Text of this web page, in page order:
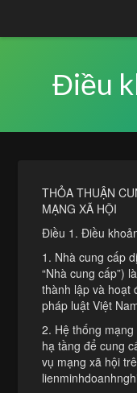
Điều
THỎA THUẬN
MẠNG XÃ HỘI
Điều 1. Điều
1. Nhà cung cấp
“Nhà cung cấp”)
thành lập và hoạt
pháp luật Việt
2. Hệ thống
hạ tầng để cung
vụ mạng xã hội